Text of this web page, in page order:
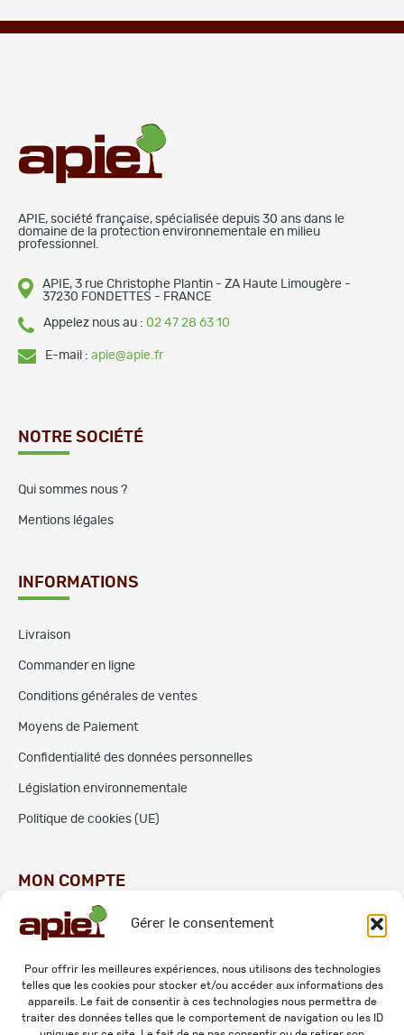
Gérer le consentement
Pour offrir les meilleures expériences, nous utilisons des technologies
telles que les cookies pour stocker et/ou accéder aux informations des
appareils. Le fait de consentir à ces technologies nous permettra de
traiter des données telles que le comportement de navigation ou les ID
APIE, société française, spécialisée depuis 30 ans dans le
domaine de la protection environnementale en milieu
professionnel.
APIE, 3 rue Christophe Plantin - ZA Haute Limougère -
37230 FONDETTES - FRANCE
Appelez nous au : 02 47 28 63 10
E-mail : apie@apie.fr
NOTRE SOCIÉTÉ
Qui sommes nous ?
Mentions légales
INFORMATIONS
Livraison
Commander en ligne
Conditions générales de ventes
Moyens de Paiement
Confidentialité des données personnelles
Législation environnementale
Politique de cookies (UE)
MON COMPTE
Commandes
Adresses
Mes informations personnelles